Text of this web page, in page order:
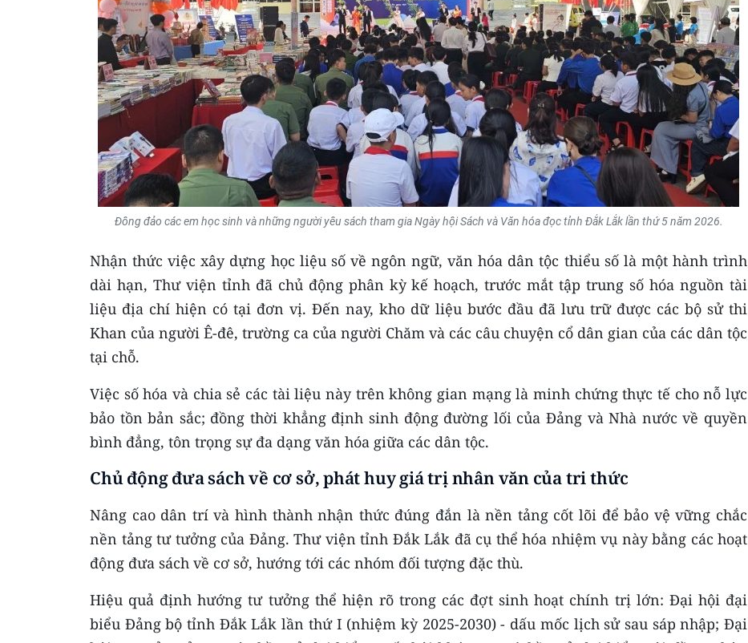
Đông đảo các em học sinh và những người yêu sách tham gia Ngày hội Sách và Văn hóa đọc tỉnh Đắk Lắk lần thứ 5 năm 2026.
Nhận thức việc xây dựng học liệu số về ngôn ngữ, văn hóa dân tộc thiểu số là một hành trình
dài hạn, Thư viện tỉnh đã chủ động phân kỳ kế hoạch, trước mắt tập trung số hóa nguồn tài
liệu địa chí hiện có tại đơn vị. Đến nay, kho dữ liệu bước đầu đã lưu trữ được các bộ sử thi
Khan của người Ê-đê, trường ca của người Chăm và các câu chuyện cổ dân gian của các dân tộc
tại chỗ.
Việc số hóa và chia sẻ các tài liệu này trên không gian mạng là minh chứng thực tế cho nỗ lực
bảo tồn bản sắc; đồng thời khẳng định sinh động đường lối của Đảng và Nhà nước về quyền
bình đẳng, tôn trọng sự đa dạng văn hóa giữa các dân tộc.
Chủ động đưa sách về cơ sở, phát huy giá trị nhân văn của tri thức
Nâng cao dân trí và hình thành nhận thức đúng đắn là nền tảng cốt lõi để bảo vệ vững chắc
nền tảng tư tưởng của Đảng. Thư viện tỉnh Đắk Lắk đã cụ thể hóa nhiệm vụ này bằng các hoạt
động đưa sách về cơ sở, hướng tới các nhóm đối tượng đặc thù.
Hiệu quả định hướng tư tưởng thể hiện rõ trong các đợt sinh hoạt chính trị lớn: Đại hội đại
biểu Đảng bộ tỉnh Đắk Lắk lần thứ I (nhiệm kỳ 2025-2030) - dấu mốc lịch sử sau sáp nhập; Đại